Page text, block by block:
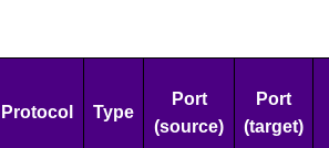
Protocol Type
Port
(source)
Port
(target)